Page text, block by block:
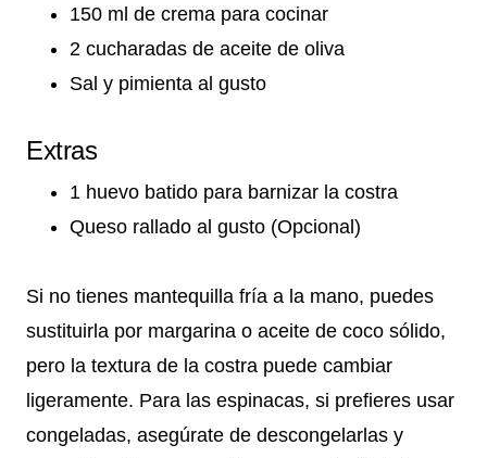
150 ml de crema para cocinar
2 cucharadas de aceite de oliva
Sal y pimienta al gusto
Extras
1 huevo batido para barnizar la costra
Queso rallado al gusto (Opcional)
Si no tienes mantequilla fría a la mano, puedes
sustituirla por margarina o aceite de coco sólido,
pero la textura de la costra puede cambiar
ligeramente. Para las espinacas, si prefieres usar
congeladas, asegúrate de descongelarlas y